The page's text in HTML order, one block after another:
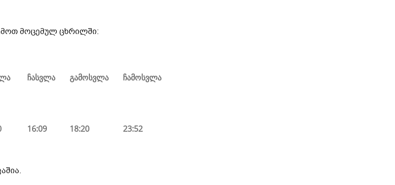
მოცემულ ცხრილში:
ჩასვლა გამოსვლა ჩამოსვლა
16:09 18:20 23:52